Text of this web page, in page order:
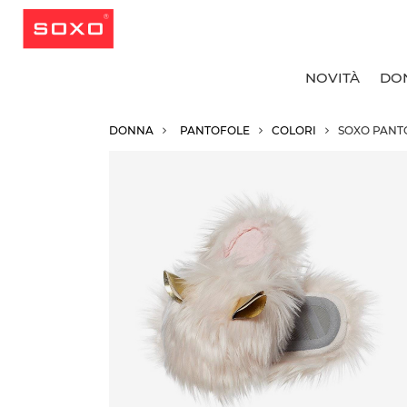
NOVITÀ
DONNA PANTOFOLE COLORI SOXO